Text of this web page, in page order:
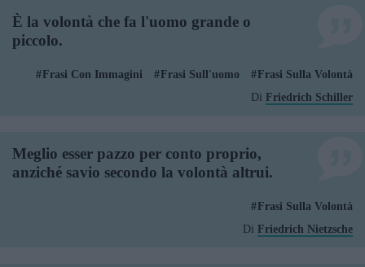
È la volontà che fa l'uomo grande o
piccolo.
Frasi Con Immagini Frasi Sull'uomo
Frasi Sulla Volontà
Di Friedrich Schiller
Meglio esser pazzo per conto proprio,
anziché savio secondo la volontà altrui.
Frasi Sulla Volontà
Di Friedrich Nietzsche